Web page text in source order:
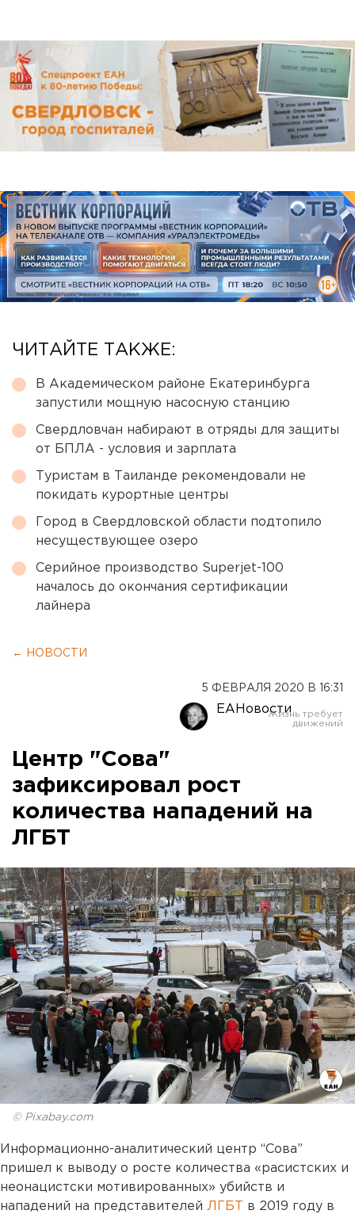
ЧИТАЙТЕ ТАКЖЕ:
В Академическом районе Екатеринбурга
запустили мощную насосную станцию
Свердловчан набирают в отряды для защиты
от БПЛА - условия и зарплата
Туристам в Таиланде рекомендовали не
покидать курортные центры
Город в Свердловской области подтопило
несуществующее озеро
Серийное производство Superjet-100
началось до окончания сертификации
лайнера
← НОВОСТИ
5 ФЕВРАЛЯ 2020 В 16:31
ЕАНовости
Центр "Сова"
зафиксировал рост
количества нападений на
ЛГБТ
© Pixabay.com
Информационно-аналитический центр “Сова”
пришел к выводу о росте количества «расистских и
неонацистски мотивированных» убийств и
нападений на представителей ЛГБТ
в 2019 году в